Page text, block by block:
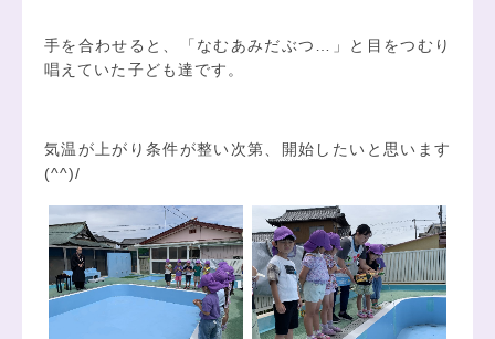
手を合わせると、「なむあみだぶつ…」と目をつむり
唱えていた子ども達です。
気温が上がり条件が整い次第、開始したいと思います
(^^)/